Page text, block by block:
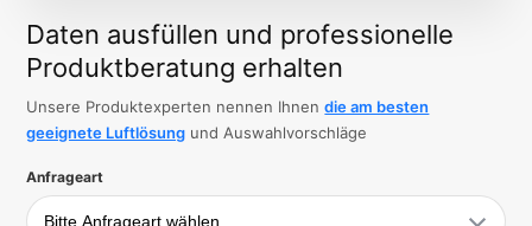
Daten ausfüllen und professionelle
Produktberatung erhalten
Unsere Produktexperten nennen Ihnendie am besten
geeignete Luftlösung und Auswahlvorschläge
Anfrageart